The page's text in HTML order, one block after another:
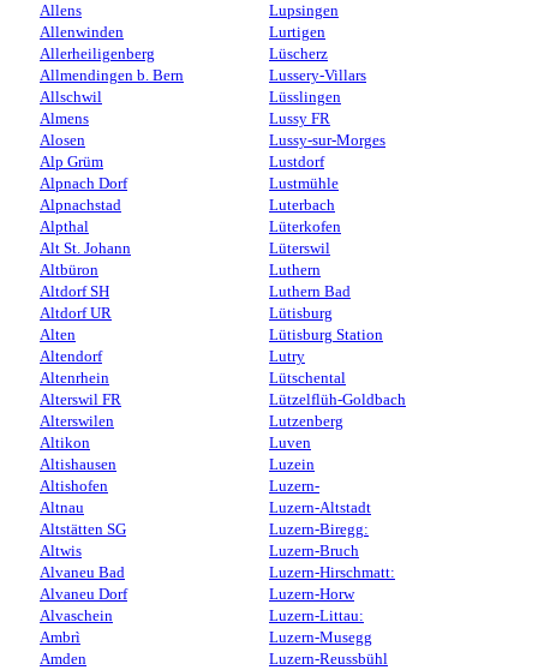
Allens
Allenwinden
Allerheiligenberg
Allmendingen b. Bern
Allschwil
Almens
Alosen
Alp Grüm
Alpnach Dorf
Alpnachstad
Alpthal
Alt St. Johann
Altbüron
Altdorf SH
Altdorf UR
Alten
Altendorf
Altenrhein
Alterswil FR
Alterswilen
Altikon
Altishausen
Altishofen
Altnau
Altstätten SG
Altwis
Alvaneu Bad
Alvaneu Dorf
Alvaschein
Ambrì
Amden
Lupsingen
Lurtigen
Lüscherz
Lussery-Villars
Lüsslingen
Lussy FR
Lussy-sur-Morges
Lustdorf
Lustmühle
Luterbach
Lüterkofen
Lüterswil
Luthern
Luthern Bad
Lütisburg
Lütisburg Station
Lutry
Lütschental
Lützelflüh-Goldbach
Lutzenberg
Luven
Luzein
Luzern-
Luzern-Altstadt
Luzern-Biregg:
Luzern-Bruch
Luzern-Hirschmatt:
Luzern-Horw
Luzern-Littau:
Luzern-Musegg
Luzern-Reussbühl